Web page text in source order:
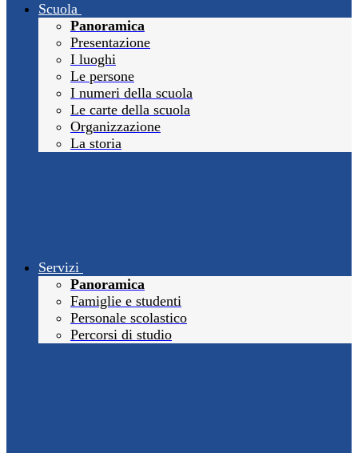
Scuola
Panoramica
Presentazione
I luoghi
Le persone
I numeri della scuola
Le carte della scuola
Organizzazione
La storia
Servizi
Panoramica
Famiglie e studenti
Personale scolastico
Percorsi di studio